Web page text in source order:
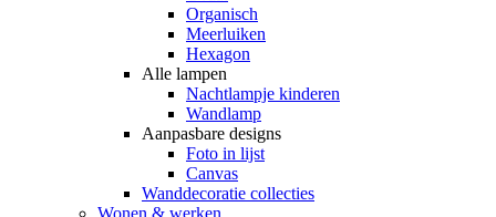
Organisch
Meerluiken
Hexagon
Alle lampen
Nachtlampje kinderen
Wandlamp
Aanpasbare designs
Foto in lijst
Canvas
Wanddecoratie collecties
Wonen & werken